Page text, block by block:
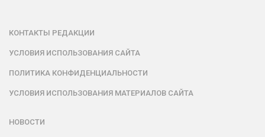
КОНТАКТЫ РЕДАКЦИИ
УСЛОВИЯ ИСПОЛЬЗОВАНИЯ САЙТА
ПОЛИТИКА КОНФИДЕНЦИАЛЬНОСТИ
УСЛОВИЯ ИСПОЛЬЗОВАНИЯ МАТЕРИАЛОВ САЙТА
НОВОСТИ